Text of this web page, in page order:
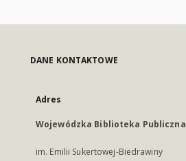
DANE KONTAKTOWE
Adres
Wojewódzka Biblioteka Publiczna
im. Emilii Sukertowej-Biedrawiny